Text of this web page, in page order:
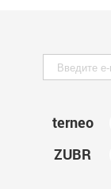
terneo
ZUBR